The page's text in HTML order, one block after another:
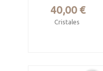
Precio
40,00 €
Cristales
Mide 2.1 x 2 x 1.5 cm